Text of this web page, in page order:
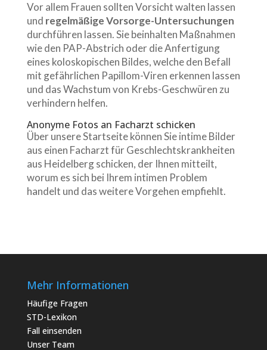
Vor allem Frauen sollten Vorsicht walten lassen
und regelmäßige Vorsorge-Untersuchungen
durchführen lassen. Sie beinhalten Maßnahmen
wie den PAP-Abstrich oder die Anfertigung
eines koloskopischen Bildes, welche den Befall
mit gefährlichen Papillom-Viren erkennen lassen
und das Wachstum von Krebs-Geschwüren zu
verhindern helfen.
Anonyme Fotos an Facharzt schicken
Über unsere Startseite können Sie intime Bilder
aus einen Facharzt für Geschlechtskrankheiten
aus Heidelberg schicken, der Ihnen mitteilt,
worum es sich bei Ihrem intimen Problem
handelt und das weitere Vorgehen empfiehlt.
Mehr Informationen
Häufige Fragen
STD-Lexikon
Fall einsenden
Unser Team